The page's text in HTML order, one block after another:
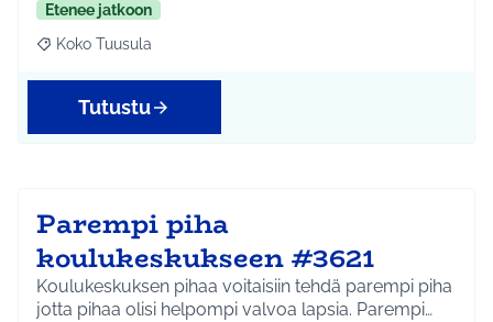
Etenee jatkoon
Rajaa tulokset teeman mukaan: Koko Tuusula
Koko Tuusula
Tutustu
Parempi piha
koulukeskukseen #3621
Koulukeskuksen pihaa voitaisiin tehdä parempi piha
jotta pihaa olisi helpompi valvoa lapsia. Parempi…